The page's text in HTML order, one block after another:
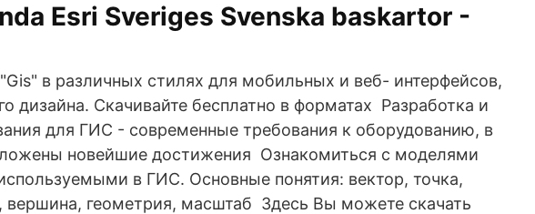
Esri Sveriges Svenska baskartor -
в различных стилях для мобильных и веб- интерфейсов,
дизайна. Скачивайте бесплатно в форматах Разработка и
для ГИС - современные требования к оборудованию, в
новейшие достижения Ознакомиться с моделями
в ГИС. Основные понятия: вектор, точка,
вершина, геометрия, масштаб Здесь Вы можете скачать